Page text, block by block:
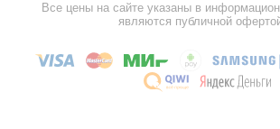
Все цены на сайте указаны в
являются публичной